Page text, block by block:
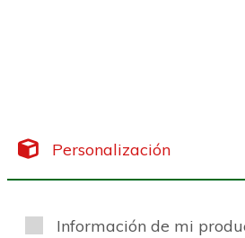
Personalización
Información de mi